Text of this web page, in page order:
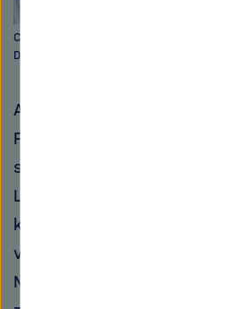
Christian Gritzner von der Deutschen
DLR
Auch den Jupiter-Mond
Forscher ins Visier. Sie
seine Eisdecke ist. Außerdem
Landeplätzen Ausschau und
künftige Missionen vor. Wie
von der US-Amerikanischen
NASA geplanten Mission